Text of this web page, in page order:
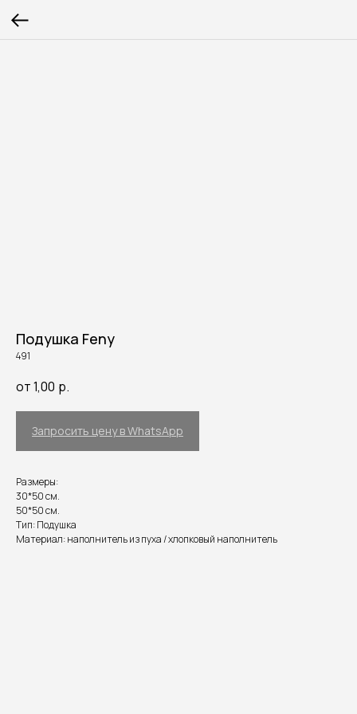
Подушка Feny
491
от 1,00 р.
Запросить цену в WhatsApp
Размеры:
30*50 см.
50*50 см.
Тип: Подушка
Материал: наполнитель из пуха / хлопковый наполнитель